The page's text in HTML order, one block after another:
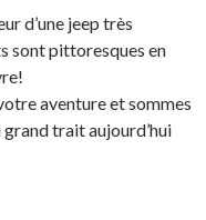
d’une jeep très
sont pittoresques en
aventure et sommes
trait aujourd’hui